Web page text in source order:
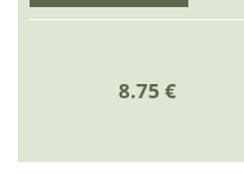
8.75 €